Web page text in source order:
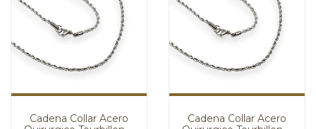
Cadena Collar Acero
Cadena Collar Acero